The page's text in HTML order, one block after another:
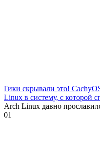
Гики скрывали это!
Linux в систему, с которой
Arch Linux давно
01